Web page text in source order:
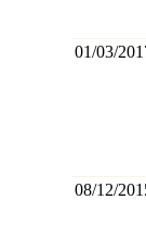
01/03/
08/12/